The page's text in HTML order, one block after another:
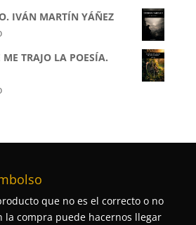
IVÁN MARTÍN YÁÑEZ
TRAJO LA POESÍA.
que no es el correcto o no
la compra puede hacernos llegar